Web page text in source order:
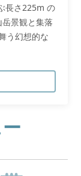
長さ225m の
景観と集落
う幻想的な